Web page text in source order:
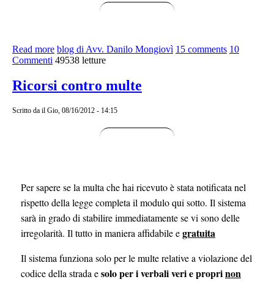
Read more about Tecnologia e ricorsi
blog di Avv. Danilo Mongiovì 15 comments 10
Commenti 49538 letture
Ricorsi contro multe
Scritto da il Gio, 08/16/2012 - 14:15
Per sapere se la multa che hai ricevuto è stata notificata nel
rispetto della legge completa il modulo qui sotto. Il sistema
sarà in grado di stabilire immediatamente se vi sono delle
irregolarità. Il tutto in maniera affidabile egratuita
Il sistema funziona solo per le multe relative a violazione del
codice della strada esolo per i verbali veri e proprinon